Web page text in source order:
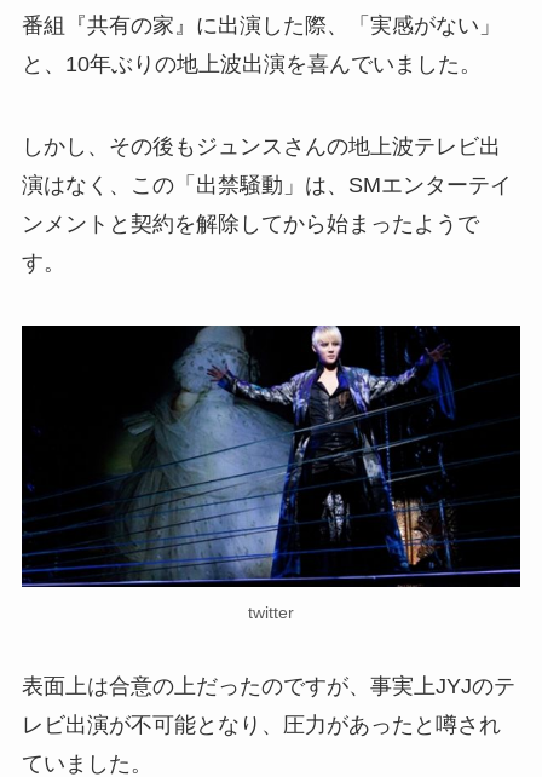
番組『共有の家』に出演した際、「実感がない」
と、10年ぶりの地上波出演を喜んでいました。
しかし、その後もジュンスさんの地上波テレビ出
演はなく、この「出禁騒動」は、SMエンターテイ
ンメントと契約を解除してから始まったようで
す。
twitter
表面上は合意の上だったのですが、事実上JYJのテ
レビ出演が不可能となり、圧力があったと噂され
ていました。